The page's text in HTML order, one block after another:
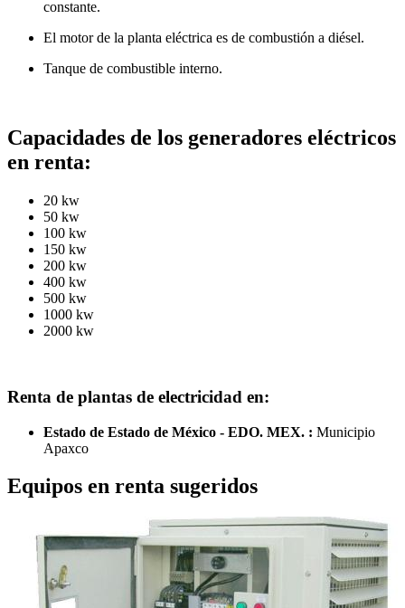
constante.
El motor de la planta eléctrica es de combustión a diésel.
Tanque de combustible interno.
Capacidades de los generadores eléctricos
en renta:
20 kw
50 kw
100 kw
150 kw
200 kw
400 kw
500 kw
1000 kw
2000 kw
Renta de plantas de electricidad en:
Estado de Estado de México - EDO. MEX. : Municipio
Apaxco
Equipos en renta sugeridos